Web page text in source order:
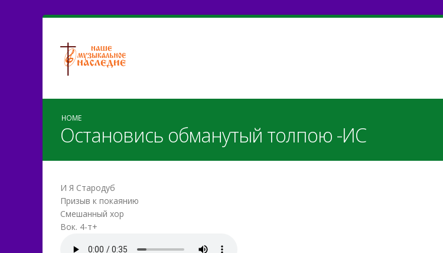
HOME
Остановись обманутый толпою -ИС
И Я Стародуб
Призыв к покаянию
Смешанный хор
Вок. 4-т+
Ostanovisj.mp3